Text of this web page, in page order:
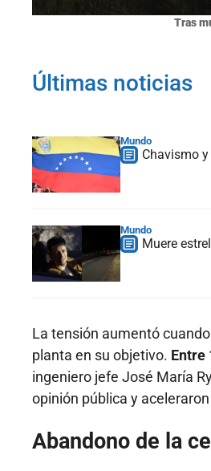
Tras
Últimas noticias
Mundo
Chavismo
Mundo
Muere
La tensión aumentó
planta en su objetivo. Entre
ingeniero jefe José María
opinión pública y
Abandono de la